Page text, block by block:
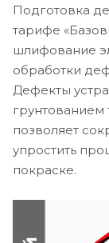
Подготовка
тарифе
шлифование
обработки
Дефекты
грунтованием
позволяет
упростить
покраске.